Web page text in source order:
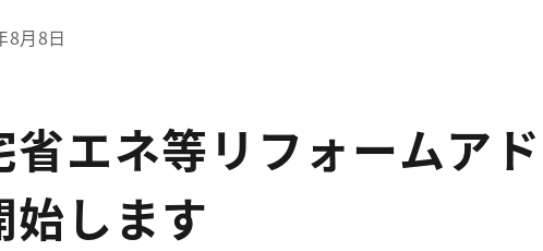
8月8日
省エネ等リフォームア
始します